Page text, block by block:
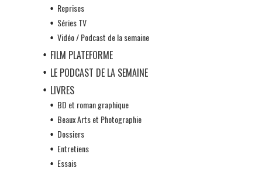
Reprises
Séries TV
Vidéo / Podcast de la semaine
FILM PLATEFORME
LE PODCAST DE LA SEMAINE
LIVRES
BD et roman graphique
Beaux Arts et Photographie
Dossiers
Entretiens
Essais